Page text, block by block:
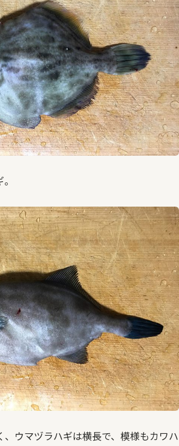
、ウマヅラハギは横長で、模様もカワハ